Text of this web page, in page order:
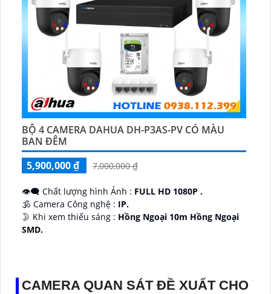
BỘ 4 CAMERA DAHUA DH-P3AS-PV CÓ MÀU
BAN ĐÊM
5,900,000 ₫
7,000,000 ₫
👁️‍🗨 Chất lượng hình Ảnh : FULL HD 1080P .
🕉️ Camera Công nghệ : IP.
🌛 Khi xem thiếu sáng : Hồng Ngoại 10m Hồng Ngoại
SMD.
CAMERA QUAN SÁT ĐỀ XUẤT CHO